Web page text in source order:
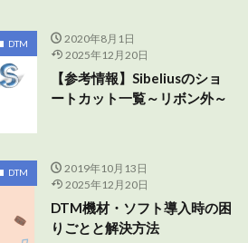
DTM
2020年8月1日
2025年12月20日
【参考情報】Sibeliusのショ
ートカット一覧～リボン外～
DTM
2019年10月13日
2025年12月20日
DTM機材・ソフト導入時の困
りごとと解決方法